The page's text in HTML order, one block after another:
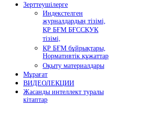
Зерттеушілерге
Индекстелген
журналдардың тізімі,
ҚР БҒМ БҒССҚУК
тізімі,
ҚР БҒМ бұйрықтары,
Нормативтік құжаттар
Оқыту материалдары
Мұрағат
ВИДЕОЛЕКЦИИ
Жасанды интеллект туралы
кітаптар